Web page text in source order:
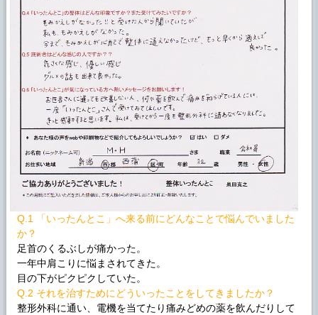
Q.1 「いったんとこ」へ来る前にどんなことで悩んでいました
か？
足首のくるぶしが痛かった。
一年中肩こりに悩まされてきた。
目の下がピクピクしていた。
Q.2 それを治すためにどういったことをしてきましたか？
整形外科に通い、電機を当てたり痛みどめの薬を飲んだりして